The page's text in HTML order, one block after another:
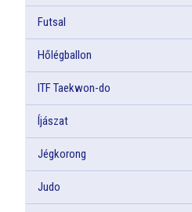
Futsal
Hőlégballon
ITF Taekwon-do
Íjászat
Jégkorong
Judo